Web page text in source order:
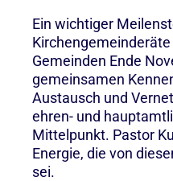
Ein wichtiger
Gemeinden Ende
gemeinsamen
Austausch und
ehren- und
Mittelpunkt. Pastor
Energie, die von
sei.